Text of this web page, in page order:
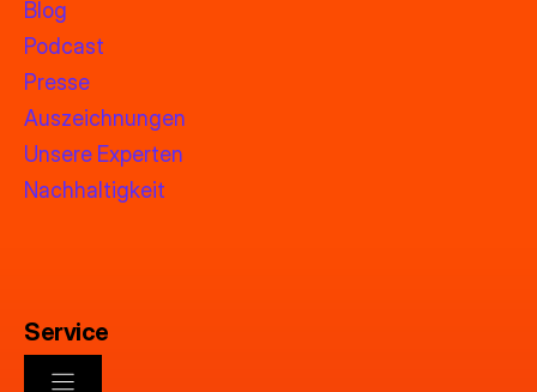
Blog
Podcast
Presse
Auszeichnungen
Unsere Experten
Nachhaltigkeit
Service